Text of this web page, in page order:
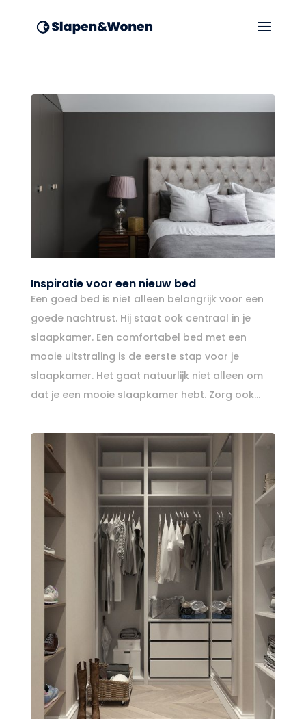
Inspiratie voor een nieuw bed
Een goed bed is niet alleen belangrijk voor een
goede nachtrust. Hij staat ook centraal in je
slaapkamer. Een comfortabel bed met een
mooie uitstraling is de eerste stap voor je
slaapkamer. Het gaat natuurlijk niet alleen om
dat je een mooie slaapkamer hebt. Zorg ook...